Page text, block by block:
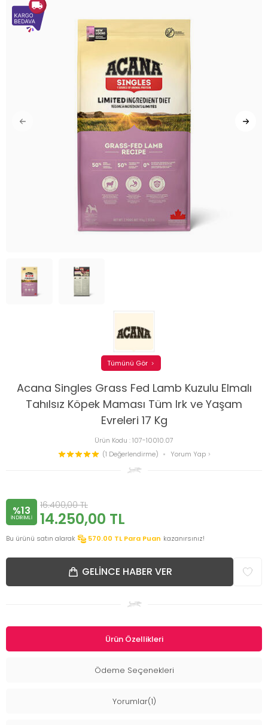
Acana Singles Grass Fed Lamb Kuzulu Elmalı
Tahılsız Köpek Maması Tüm Irk ve Yaşam
Evreleri 17 Kg
Ürün Kodu :107-10010.07
(1 Değerlendirme)
Yorum Yap
Tümünü Gör
%13
INDIRIMLI
16.400,00TL
14.250,00 TL
Bu ürünü satın alarak 570.00 TL Para Puan kazanırsınız!
GELINCE HABER VER
Ürün Özellikleri
Ödeme Seçenekleri
Yorumlar(1)